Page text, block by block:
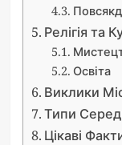
Релігія та
Освіта
Виклики
Типи
Цікаві